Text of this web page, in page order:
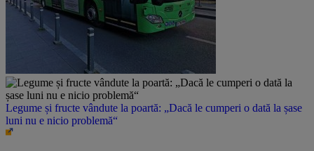
Legume și fructe vândute la poartă: „Dacă le cumperi o dată la șase
luni nu e nicio problemă“